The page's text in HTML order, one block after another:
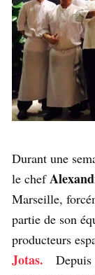
Durant une
le chef
Marseille,
partie de son
producteurs
Jotas.
Depuis